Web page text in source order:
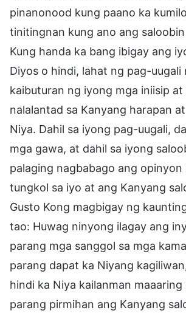
pinanonood kung paano ka
tinitingnan kung ano ang
Kung handa ka bang ibigay ang
Diyos o hindi, lahat ng pag-uugali
kaibuturan ng iyong mga iniisip at
nalalantad sa Kanyang harapan
Niya. Dahil sa iyong pag-uugali,
mga gawa, at dahil sa iyong
palaging nagbabago ang opinyon
tungkol sa iyo at ang Kanyang
Gusto Kong magbigay ng
tao: Huwag ninyong ilagay ang
parang mga sanggol sa mga
parang dapat ka Niyang
hindi ka Niya kailanman
parang pirmihan ang Kanyang